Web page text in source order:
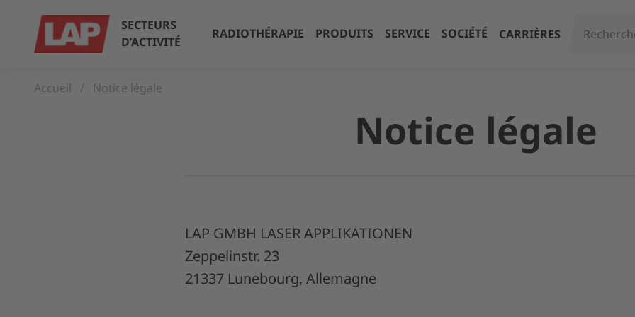
SECTEURS
D’ACTIVITÉ
RADIOTHÉRAPIE PRODUITS SERVICE SOCIÉTÉ CARRIÈRES
Accueil Notice légale
Notice légale
LAP GMBH LASER APPLIKATIONEN
Zeppelinstr. 23
21337 Lunebourg, Allemagne